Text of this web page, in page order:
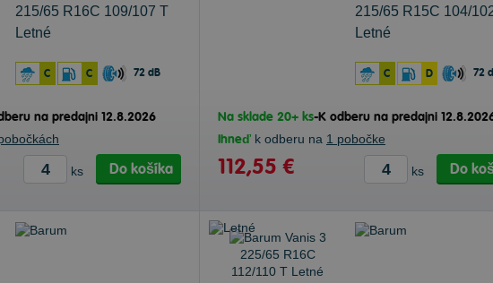
215/65 R16C 109/107 T
Letné
C C 72 dB
na predajni 12.8.2026
ks Do košíka
215/65 R15C 104/
Letné
C D 72
Na sklade 20+ ks-K odberu na predajni
Ihneď k odberu na 1 pobočke
112,55 € ks Do